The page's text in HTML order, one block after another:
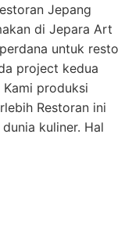
Jepang
di Jepara Art
untuk resto
project kedua
produksi
Restoran ini
kuliner. Hal